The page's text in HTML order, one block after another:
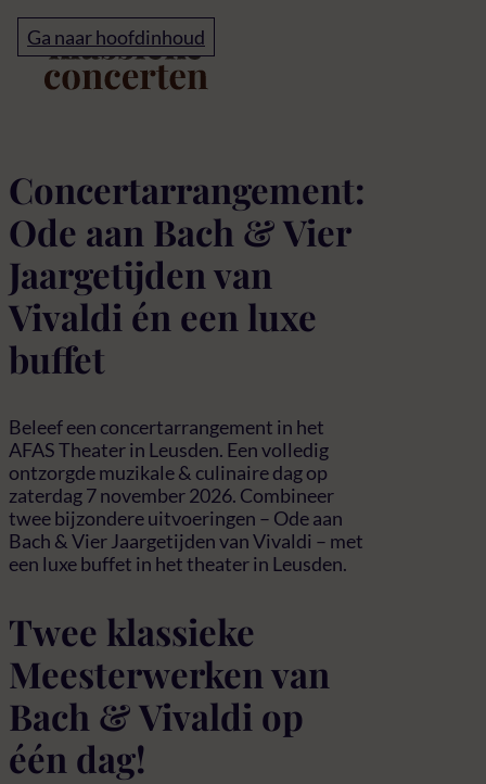
Ga naar hoofdinhoud
Buffet Ode aan Bach
Concertarrangement:
Ode aan Bach & Vier
Jaargetijden van
Vivaldi én een luxe
buffet
Beleef een concertarrangement in het
AFAS Theater in Leusden. Een volledig
ontzorgde muzikale & culinaire dag op
zaterdag 7 november 2026. Combineer
twee bijzondere uitvoeringen – Ode aan
Bach & Vier Jaargetijden van Vivaldi – met
een luxe buffet in het theater in Leusden.
Twee klassieke
Meesterwerken van
Bach & Vivaldi op
één dag!